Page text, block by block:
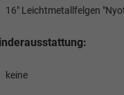
16" Leichtmetallfelgen
keine